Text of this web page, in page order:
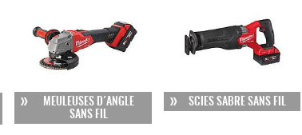
MEULEUSES D´ANGLE
SANS FIL
SCIES SABRE SANS FIL